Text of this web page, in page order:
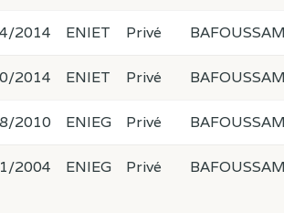
2014 ENIET Privé
2014 ENIET Privé
2010 ENIEG Privé
2004 ENIEG Privé